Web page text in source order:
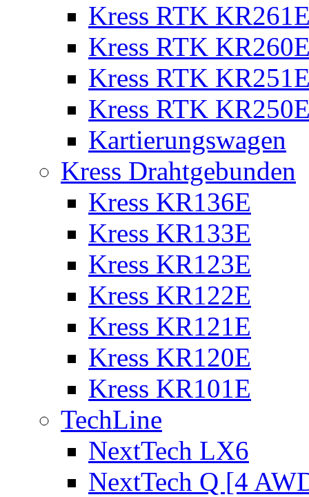
Kress RTK
Kress RTK
Kress RTK
Kress RTK
Kartierungswagen
Kress Drahtgebunden
Kress KR136E
Kress KR133E
Kress KR123E
Kress KR122E
Kress KR121E
Kress KR120E
Kress KR101E
TechLine
NextTech LX6
NextTech Q [4